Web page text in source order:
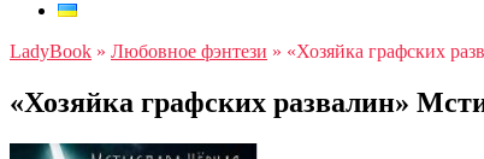
LadyBook » Любовное фэнтези » «Хозяйка графских
«Хозяйка графских развалин»